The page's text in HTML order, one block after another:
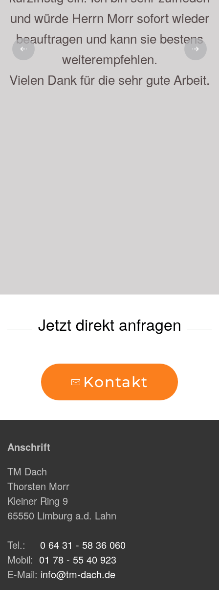
und würde Herrn Morr sofort wieder
beauftragen und kann sie bestens
weiterempfehlen.
Vielen Dank für die sehr gute Arbeit.
Jetzt direkt anfragen
Kontakt
Anschrift
TM Dach
Thorsten Morr
Kleiner Ring 9
65550 Limburg a.d. Lahn
Tel.: 0 64 31 - 58 36 060
Mobil: 01 78 - 55 40 923
E-Mail: info@tm-dach.de